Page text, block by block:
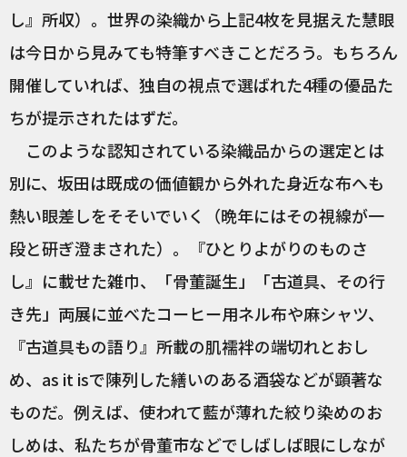
し』所収）。世界の染織から上記4枚を見据えた慧眼
は今日から見みても特筆すべきことだろう。もちろん
開催していれば、独自の視点で選ばれた4種の優品た
ちが提示されたはずだ。
このような認知されている染織品からの選定とは
別に、坂田は既成の価値観から外れた身近な布へも
熱い眼差しをそそいでいく（晩年にはその視線が一
段と研ぎ澄まされた）。『ひとりよがりのものさ
し』に載せた雑巾、「骨董誕生」「古道具、その行
き先」両展に並べたコーヒー用ネル布や麻シャツ、
『古道具もの語り』所載の肌襦袢の端切れとおし
め、as it isで陳列した繕いのある酒袋などが顕著な
ものだ。例えば、使われて藍が薄れた絞り染めのお
しめは、私たちが骨董市などでしばしば眼にしなが